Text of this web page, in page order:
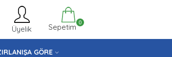
Üyelik Sepetim 0
GÖRE